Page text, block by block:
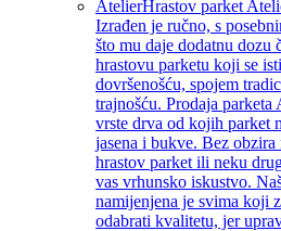
AtelierHrastov parket
Izrađen je ručno, s
što mu daje dodatnu dozu
hrastovu parketu koji se
dovršenošću, spojem
trajnošću. Prodaja
vrste drva od kojih parket
jasena i bukve. Bez obzira
hrastov parket ili neku
vas vrhunsko iskustvo.
namijenjena je svima koji
odabrati kvalitetu, jer